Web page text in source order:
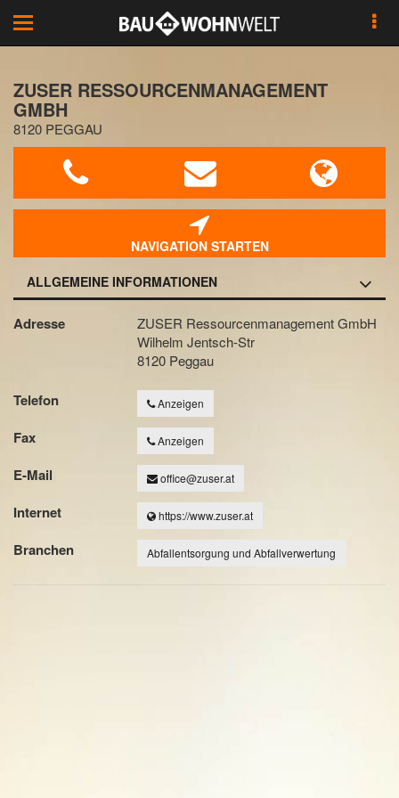
Toggle
navigation
ZUSER RESSOURCENMANAGEMENT
GMBH
8120 PEGGAU
NAVIGATION STARTEN
ALLGEMEINE INFORMATIONEN
Adresse
ZUSER Ressourcenmanagement GmbH
Wilhelm Jentsch-Str
8120 Peggau
Telefon Anzeigen
Fax Anzeigen
E-Mail office@zuser.at
Internet https://www.zuser.at
Branchen Abfallentsorgung und Abfallverwertung